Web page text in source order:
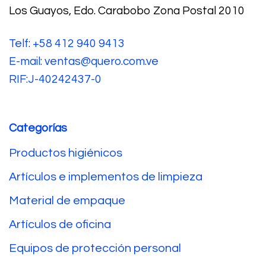
Los Guayos, Edo. Carabobo Zona Postal 2010
Telf: +58 412 940 9413
E-mail: ventas@quero.com.ve
RIF:J-40242437-0
Categorías
Productos higiénicos
Artículos e implementos de limpieza
Material de empaque
Artículos de oficina
Equipos de protección personal